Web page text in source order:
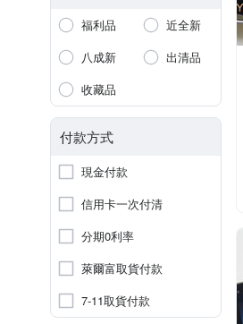
福利品
近全新
八成新
出清品
收藏品
付款方式
現金付款
信用卡一次付清
分期0利率
萊爾富取貨付款
7-11取貨付款